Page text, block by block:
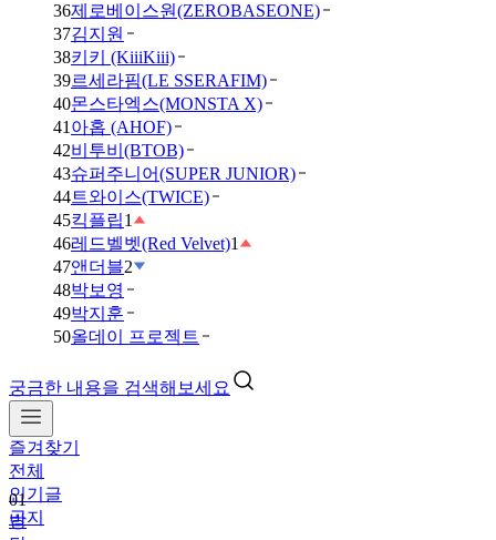
36제로베이스원(ZEROBASEONE)
37김지원
38키키 (KiiiKiii)
39르세라핌(LE SSERAFIM)
40몬스타엑스(MONSTA X)
41 아홉 (AHOF)
42비투비(BTOB)
43슈퍼주니어(SUPER JUNIOR)
44트와이스(TWICE)
45킥플립1
46레드벨벳(Red Velvet)1
47앤더블2
48박보영
49박지훈
50올데이 프로젝트
궁금한 내용을 검색해보세요
즐겨찾기
전체
인기글
공지
01
방
탄
소